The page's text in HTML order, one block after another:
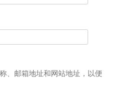
、邮箱地址和网站地址，以便